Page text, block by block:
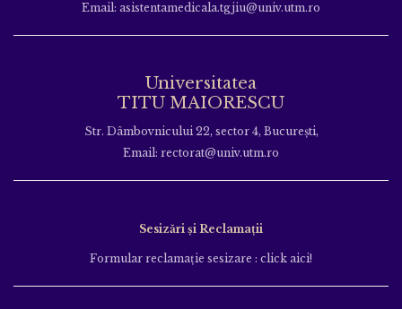
Email: asistentamedicala.tgjiu@univ.utm.ro
Universitatea
TITU MAIORESCU
Str. Dâmbovnicului 22, sector 4, București,
Email: rectorat@univ.utm.ro
Sesizări și Reclamații
Formular reclamație sesizare : click aici!